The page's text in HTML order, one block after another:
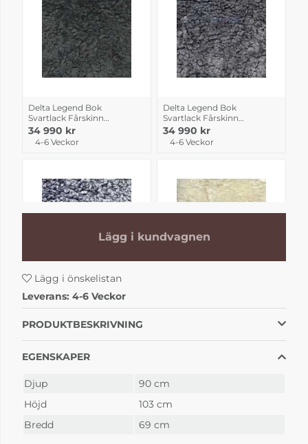
Delta Legend Bok
Svartlack Fårskinn
Black
34 990 kr
4-6 Veckor
Delta Legend Bok
Svartlack Fårskinn
Charcoal
34 990 kr
4-6 Veckor
Delta Legend Bok
Svartlack Fårskinn
34 990 kr
Svartlack Fårskinn
Lägg i kundvagnen
Lägg i önskelistan
Leverans: 4-6 Veckor
PRODUKTBESKRIVNING
EGENSKAPER
Djup
90 cm
Höjd
103 cm
Bredd
69 cm